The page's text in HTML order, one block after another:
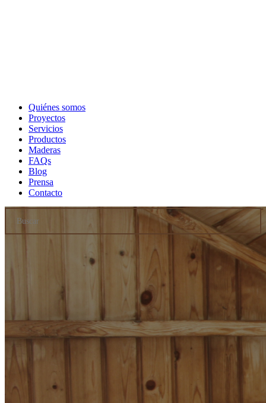
Quiénes somos
Proyectos
Servicios
Productos
Maderas
FAQs
Blog
Prensa
Contacto